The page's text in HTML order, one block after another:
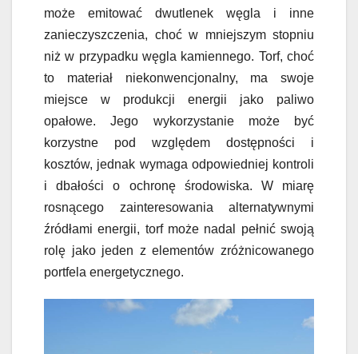
może emitować dwutlenek węgla i inne
zanieczyszczenia, choć w mniejszym stopniu
niż w przypadku węgla kamiennego. Torf, choć
to materiał niekonwencjonalny, ma swoje
miejsce w produkcji energii jako paliwo
opałowe. Jego wykorzystanie może być
korzystne pod względem dostępności i
kosztów, jednak wymaga odpowiedniej kontroli
i dbałości o ochronę środowiska. W miarę
rosnącego zainteresowania alternatywnymi
źródłami energii, torf może nadal pełnić swoją
rolę jako jeden z elementów zróżnicowanego
portfela energetycznego.